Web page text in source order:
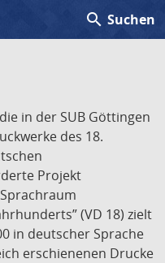
search Suchen
in der SUB Göttingen
des 18.
Projekt
(VD 18) zielt
in deutscher Sprache
erschienenen Drucke